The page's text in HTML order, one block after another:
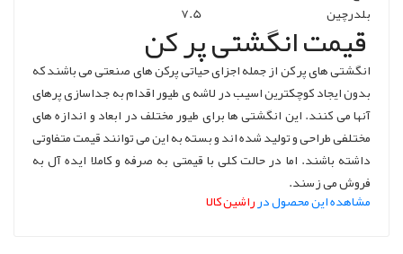
بلدرچین
7.5
قیمت انگشتی پر کن
انگشتی های پر کن از جمله اجزای حیاتی پرکن های صنعتی می باشند که
بدون ایجاد کوچکترین اسیب در لاشه ی طیور اقدام به جداسازی پرهای
آنها می کنند. این انگشتی ها برای طیور مختلف در ابعاد و اندازه های
مختلفی طراحی و تولید شده اند و بسته به این می توانند قیمت متفاوتی
داشته باشند. اما در حالت کلی با قیمتی به صرفه و کاملا ایده آل به
فروش می زسند.
مشاهده این محصول درراشین کالا